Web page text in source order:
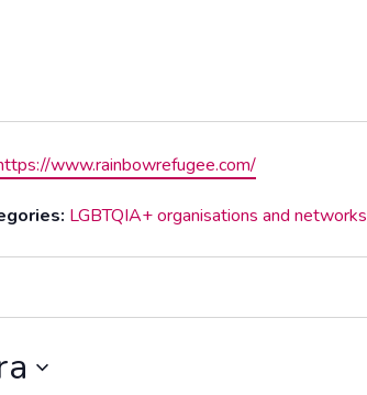
www.rainbowrefugee.com/
LGBTQIA+ organisations and networks